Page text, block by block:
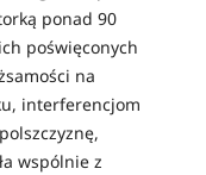
ponad 90
poświęconych
na
interferencjom
wspólnie z